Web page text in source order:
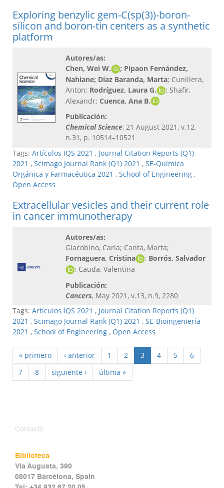
Exploring benzylic gem-C(sp(3))-boron-
silicon and boron-tin centers as a synthetic
platform
Autores/as:
Chen, Wei W.
; Pipaon Fernández,
Nahiane; Díaz Baranda, Marta; Cunillera,
Anton; Rodríguez, Laura G.
; Shafir,
Alexandr; Cuenca, Ana B.
Publicación:
Chemical Science, 21 August 2021, v.12,
n.31, p. 10514–10521
Tags: Artículos IQS 2021 , Journal Citation Reports (Q1)
2021 , Scimago Journal Rank (Q1) 2021 , SE-Química
Orgánica y Farmacéutica 2021 , School of Engineering ,
Open Access
Extracellular vesicles and their current role
in cancer immunotherapy
Autores/as:
Giacobino, Carla; Canta, Marta;
Fornaguera, Cristina
; Borrós, Salvador
; Cauda, Valentina
Publicación:
Cancers, May 2021, v.13, n.9, 2280
Tags: Artículos IQS 2021 , Journal Citation Reports (Q1)
2021 , Scimago Journal Rank (Q1) 2021 , SE-Bioingeniería
2021 , School of Engineering , Open Access
« primero ‹ anterior 1 2 3 4 5
6
7
8 siguiente › última »
Contacto
Biblioteca
Via Augusta, 390
08017 Barcelona, Spain